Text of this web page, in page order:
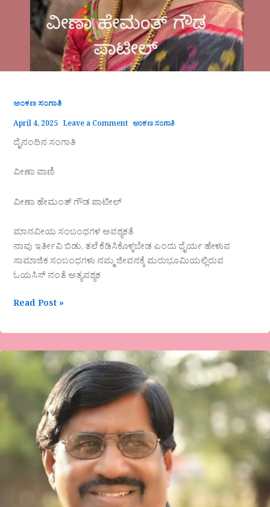
ಅಂಕಣ ಸಂಗಾತಿ
April 4, 2025 Leave a Comment ಅಂಕಣ ಸಂಗಾತಿ
ದೈನಂದಿನ ಸಂಗಾತಿ
ವೀಣಾ ವಾಣಿ
ವೀಣಾ‌ ಹೇಮಂತ್‌ ಗೌಡ ಪಾಟೀಲ್
ಮಾನವೀಯ ಸಂಬಂಧಗಳ ಅವಶ್ಯಕತೆ
ನಾವು ಇರ್ತೀವಿ ಬಿಡು, ತಲೆ ಕೆಡಿಸಿಕೊಳ್ಳಬೇಡ ಎಂದು ಧೈರ್ಯ ಹೇಳುವ
ಸಾಮಾಜಿಕ ಸಂಬಂಧಗಳು ನಮ್ಮ ಜೀವನಕ್ಕೆ ಮರುಭೂಮಿಯಲ್ಲಿರುವ
ಓಯಸಿಸ್ ನಂತೆ ಅತ್ಯವಶ್ಯಕ
Read Post »
ಕನ್ನಡದ
ಹಿರಿಯ
ಸಾಹಿತಿಗಳಾದ
ಡಾ.ಸಿದ್ದರಾಮ
ಹೊನ್ಕಲ್‌
ಅವರಪುಸ್ತಕಗಳನ್ನ
ಓದುವ
ಆಸಕ್ತಿ
ಇರುವವರಿಗಾಗಿ